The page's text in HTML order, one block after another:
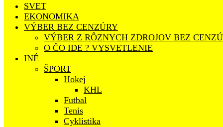
SVET
EKONOMIKA
VÝBER BEZ CENZÚRY
VÝBER Z RÔZNYCH ZDROJOV BEZ
O ČO IDE ? VYSVETLENIE
INÉ
ŠPORT
Hokej
KHL
Futbal
Tenis
Cyklistika